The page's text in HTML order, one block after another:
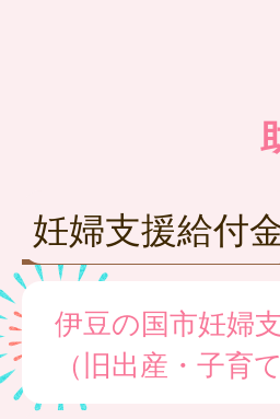
妊婦支援給付
伊豆の国市妊婦
（旧出産・子育